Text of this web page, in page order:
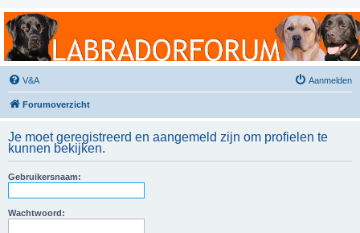
Labradorforum
Het gezelligste Labradorforum van Nederland en België!
V&A Aanmelden
Forumoverzicht
Je moet geregistreerd en aangemeld zijn om profielen te
kunnen bekijken.
Gebruikersnaam:
Wachtwoord: